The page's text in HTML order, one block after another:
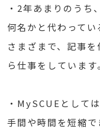
・2年あまりのうち
何名かと代わって
さまざまで、記事
ら仕事をしています
・MySCUEとして
手間や時間を短縮